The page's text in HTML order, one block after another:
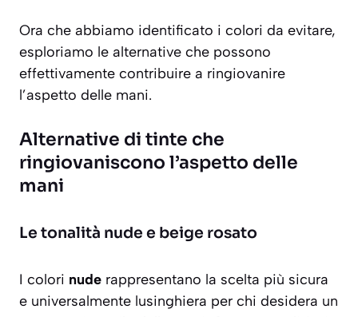
Ora che abbiamo identificato i colori da evitare,
esploriamo le alternative che possono
effettivamente contribuire a ringiovanire
l’aspetto delle mani.
Alternative di tinte che
ringiovaniscono l’aspetto delle
mani
Le tonalità nude e beige rosato
I colori nude rappresentano la scelta più sicura
e universalmente lusinghiera per chi desidera un